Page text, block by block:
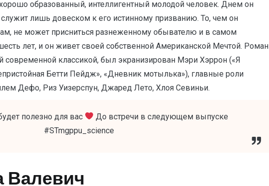
образованный, интеллигентный молодой человек. Днем он
служит лишь довеском к его истинному призванию. То, чем он
не может присниться разнеженному обывателю и в самом
лет, и он живет своей собственной Американской Мечтой. Роман
современной классикой, был экранизирован Мэри Хэррон («Я
Бетти Пейдж», «Дневник мотылька»), главные роли
Дефо, Риз Уизерспун, Джаред Лето, Хлоя Севиньи.
полезно для вас
До встречи в следующем выпуске
#STmgppu_science
Валевич